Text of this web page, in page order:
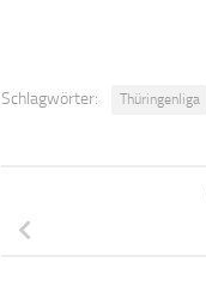
Schlagwörter: Thüringenliga